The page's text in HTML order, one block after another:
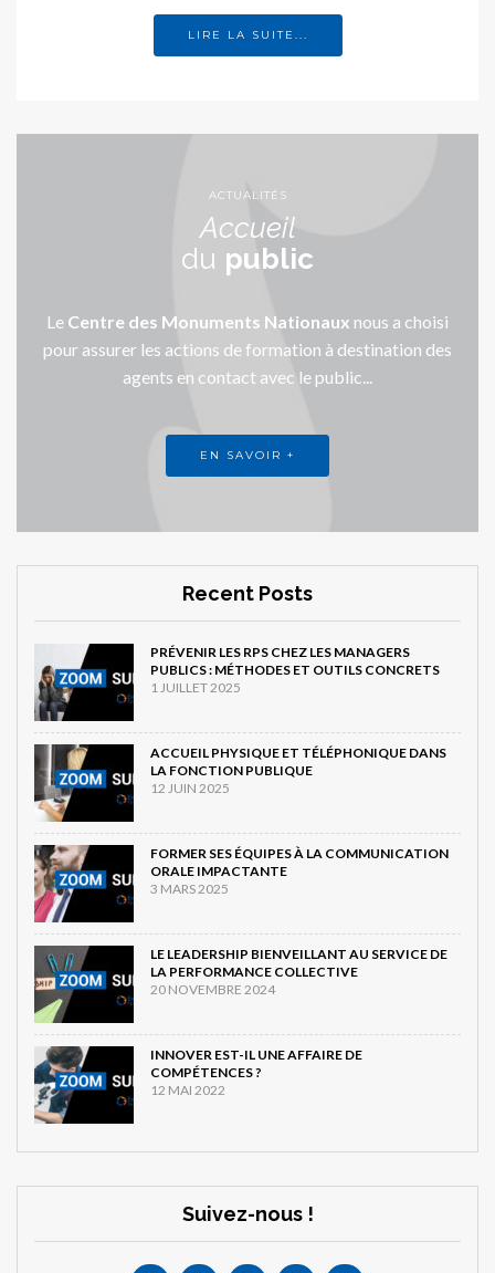
LIRE LA SUITE...
ACTUALITÉS
Accueil
du public
Le Centre des Monuments Nationaux nous a choisi
pour assurer les actions de formation à destination des
agents en contact avec le public...
EN SAVOIR +
Recent Posts
PRÉVENIR LES RPS CHEZ LES MANAGERS
PUBLICS : MÉTHODES ET OUTILS CONCRETS
1 JUILLET 2025
ACCUEIL PHYSIQUE ET TÉLÉPHONIQUE DANS
LA FONCTION PUBLIQUE
12 JUIN 2025
FORMER SES ÉQUIPES À LA COMMUNICATION
ORALE IMPACTANTE
3 MARS 2025
LE LEADERSHIP BIENVEILLANT AU SERVICE DE
LA PERFORMANCE COLLECTIVE
20 NOVEMBRE 2024
INNOVER EST-IL UNE AFFAIRE DE
COMPÉTENCES ?
12 MAI 2022
Suivez-nous !